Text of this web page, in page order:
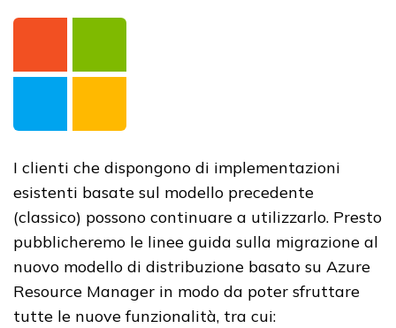
I clienti che dispongono di implementazioni
esistenti basate sul modello precedente
(classico) possono continuare a utilizzarlo. Presto
pubblicheremo le linee guida sulla migrazione al
nuovo modello di distribuzione basato su Azure
Resource Manager in modo da poter sfruttare
tutte le nuove funzionalità, tra cui: